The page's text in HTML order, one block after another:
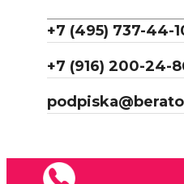
+7 (495) 737-44-
+7 (916) 200-24-